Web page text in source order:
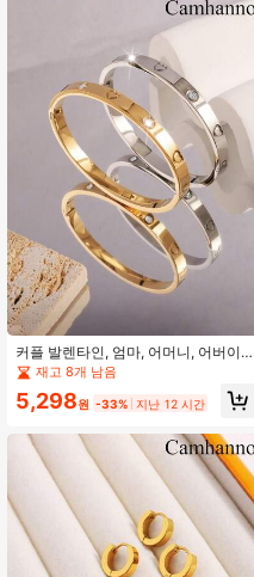
커플 발렌타인, 엄마, 어머니, 어버이
날에 일상 착용에 적합한 2개의 새로
운 패션과 개성있는 고급스러운 스테
인레스 스틸 러브 라인스톤 팔찌
재고 8개 남음
5,298원 -33% 지난 12 시간